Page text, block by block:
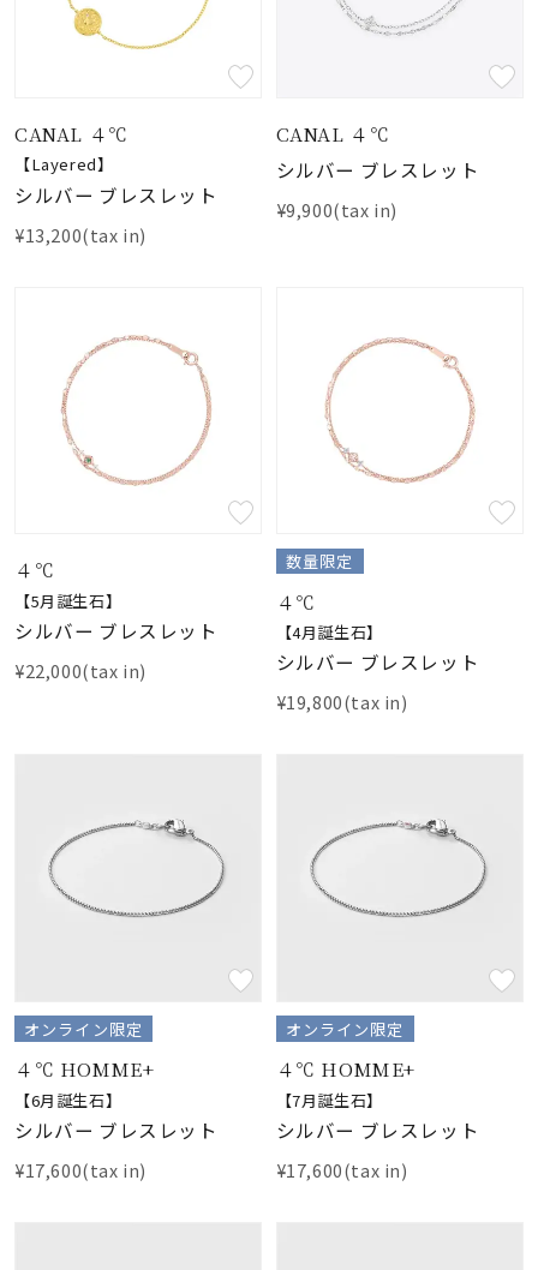
CANAL ４℃
【Layered】
シルバー ブレスレット
¥13,200(tax in)
CANAL ４℃
シルバー ブレスレット
¥9,900(tax in)
４℃
【5月誕生石】
シルバー ブレスレット
¥22,000(tax in)
数量限定
４℃
【4月誕生石】
シルバー ブレスレット
¥19,800(tax in)
オンライン限定
４℃ HOMME+
【6月誕生石】
シルバー ブレスレット
¥17,600(tax in)
オンライン限定
４℃ HOMME+
【7月誕生石】
シルバー ブレスレット
¥17,600(tax in)